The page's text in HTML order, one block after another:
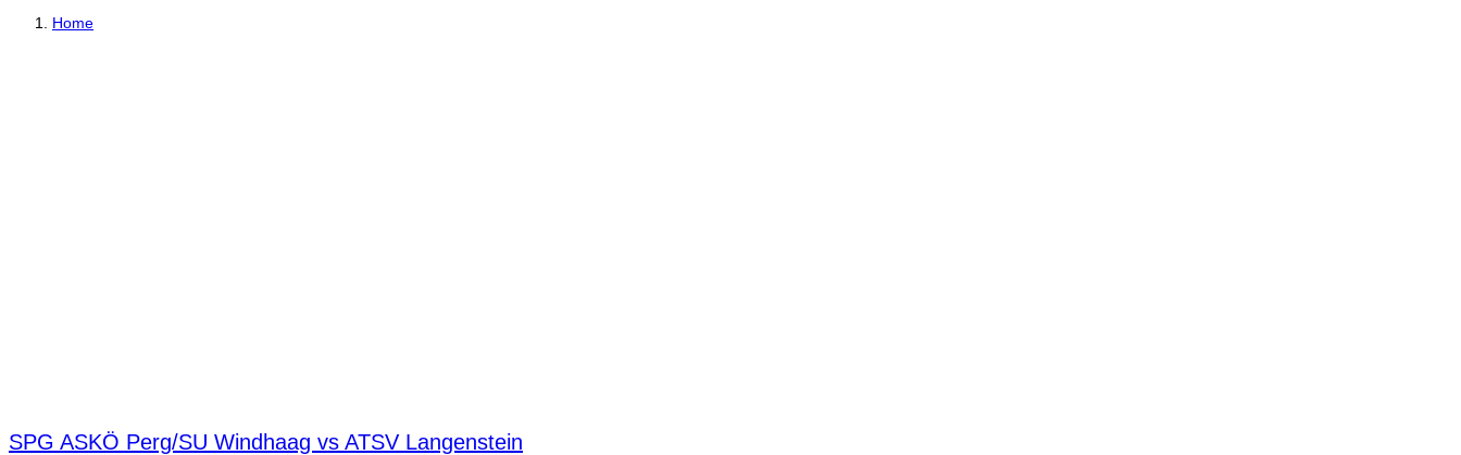
Home
SPG ASKÖ Perg/SU Windhaag vs ATSV Langenstein